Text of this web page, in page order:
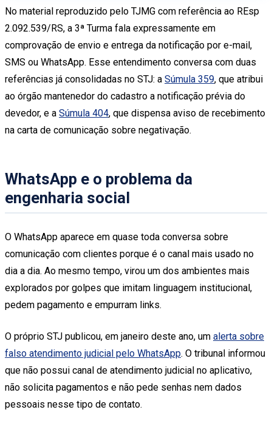
No material reproduzido pelo TJMG com referência ao REsp
2.092.539/RS, a 3ª Turma fala expressamente em
comprovação de envio e entrega da notificação por e-mail,
SMS ou WhatsApp. Esse entendimento conversa com duas
referências já consolidadas no STJ: a Súmula 359, que atribui
ao órgão mantenedor do cadastro a notificação prévia do
devedor, e a Súmula 404, que dispensa aviso de recebimento
na carta de comunicação sobre negativação.
WhatsApp e o problema da
engenharia social
O WhatsApp aparece em quase toda conversa sobre
comunicação com clientes porque é o canal mais usado no
dia a dia. Ao mesmo tempo, virou um dos ambientes mais
explorados por golpes que imitam linguagem institucional,
pedem pagamento e empurram links.
O próprio STJ publicou, em janeiro deste ano, um alerta sobre
falso atendimento judicial pelo WhatsApp. O tribunal informou
que não possui canal de atendimento judicial no aplicativo,
não solicita pagamentos e não pede senhas nem dados
pessoais nesse tipo de contato.